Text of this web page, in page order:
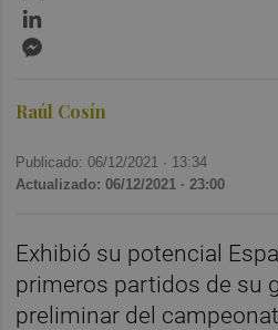
Raúl Cosín
Publicado: 06/12/2021 · 13:34
Actualizado: 06/12/2021 · 23:00
Exhibió su potencial
primeros partidos de su
preliminar del